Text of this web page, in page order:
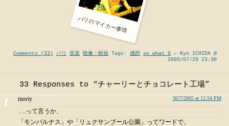
パリのマイカー事情
Comments (33) パリ 音楽 映像・映画 Tags: 感想 so what 6 — Kyo ICHIDA @
2005/07/29 23:30
33 Responses to “チャーリーとチョコレート工場”
moriy 30/7/2005 at 12:54 PM
….って言うか、
「モンパルナス」や「リュクサンブール公園」ってワードで、